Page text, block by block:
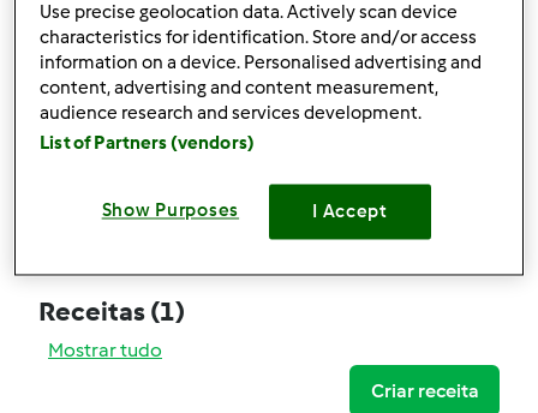
salteados
Receitas mais comentada
Esparguete de frango assado com cogumelos
salteados
Receitas(1)
Mostrar tudo
Criar receita
Use precise geolocation data. Actively scan device
characteristics for identification. Store and/or access
information on a device. Personalised advertising and
content, advertising and content measurement,
audience research and services development.
List of Partners (vendors)
Show Purposes I Accept